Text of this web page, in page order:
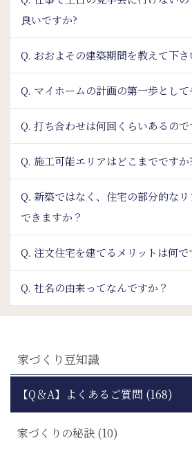
良いですか?
Q. おおよその建築期間を教えて下さ
Q. マイホームの計画の第一歩とし
Q. 打ち合わせは何回くらいあるので
Q. 施工可能エリアはどこまでですか
Q. 新築ではなく、住宅の部分的な
できますか？
Q. 注文住宅を建てるメリットは何で
Q. 社名の由来ってなんですか？
家づくり豆知識
【Q＆A】よくあるご質問 (168)
家づくりの秘訣 (10)